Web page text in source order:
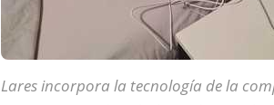
Lares incorpora la tecnología de la